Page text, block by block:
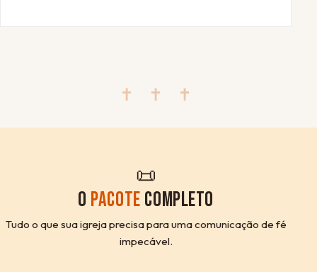
✝ ✝ ✝
📜
O PACOTE COMPLETO
Tudo o que sua igreja precisa para uma comunicação de fé
impecável.